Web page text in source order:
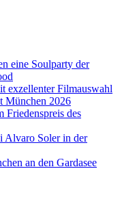
eine Soulparty der
exzellenter Filmauswahl
München 2026
Friedenspreis des
Alvaro Soler in der
an den Gardasee